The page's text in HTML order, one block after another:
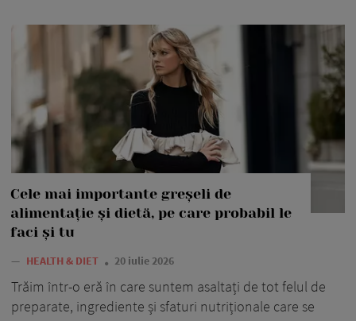
Cele mai importante greșeli de
alimentație și dietă, pe care probabil le
faci și tu
— HEALTH & DIET 20 iulie 2026
Trăim într-o eră în care suntem asaltați de tot felul de
preparate, ingrediente și sfaturi nutriționale care se